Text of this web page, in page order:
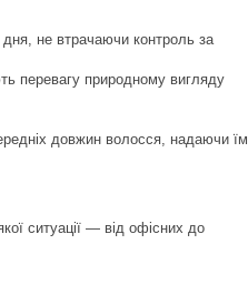
не втрачаючи контроль за
перевагу природному вигляду
довжин волосся, надаючи їм
ситуації — від офісних до